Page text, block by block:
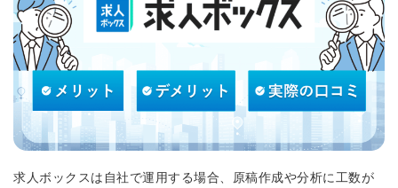
求人ボックスは自社で運用する場合、原稿作成や分析に工数が